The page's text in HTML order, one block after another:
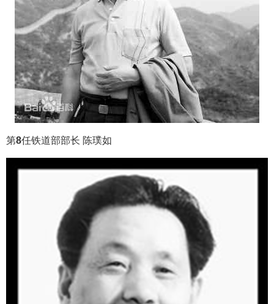
第8任铁道部部长 陈璞如